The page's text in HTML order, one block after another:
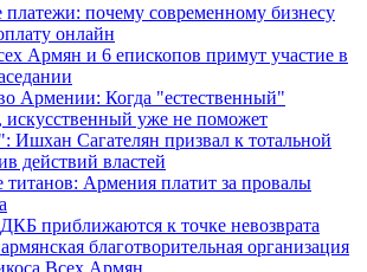
почему современному бизнесу
онлайн
Армян и 6 епископов примут участие в
Армении: Когда "естественный"
искусственный уже не поможет
Сагателян призвал к тотальной
действий властей
Армения платит за провалы
приближаются к точке невозврата
благотворительная организация
Всех Армян